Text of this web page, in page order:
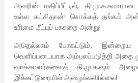
அவரின் மதிப்பீட்டில்,
உள்ள கட்சிதான்! சொக்கத் தங்கம்
உரிமை மீட்புப் பாசறை அன்று!
அதெல்லாம் போகட்டும், இன்றைய
வெளிப்படையாக அம்பலப்படுத்தி அதை
வாக்காளர்களைத் தி.மு.க.வும்
இக்கட்டுரையில் அழைக்கவில்லை!